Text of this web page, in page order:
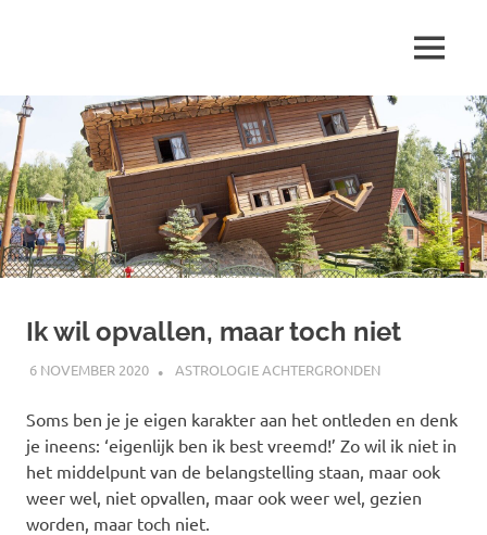
inhoud
schrijft
over
…
MENU
Ik wil opvallen, maar toch niet
6 NOVEMBER 2020 MARJOLEIN
ASTROLOGIE ACHTERGRONDEN
Soms ben je je eigen karakter aan het ontleden en denk
je ineens: ‘eigenlijk ben ik best vreemd!’ Zo wil ik niet in
het middelpunt van de belangstelling staan, maar ook
weer wel, niet opvallen, maar ook weer wel, gezien
worden, maar toch niet.